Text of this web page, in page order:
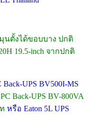
นตั้งได้ขอบบาง ปกติ
19.5-inch จากปกติ
UPS BV500I-MS
Back-UPS BV-800VA
หรือ Eaton 5L UPS